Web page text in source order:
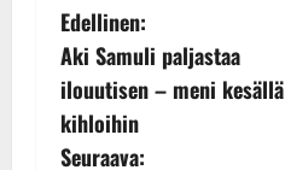
P
o
s
Edellinen:
Aki Samuli paljastaa
ilouutisen – meni kesällä
kihloihin
Seuraava: